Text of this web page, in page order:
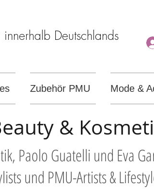
innerhalb Deutschlands
Zubehör PMU Mode &
&
Paolo Guatelli und Eva
und PMU-Artists &